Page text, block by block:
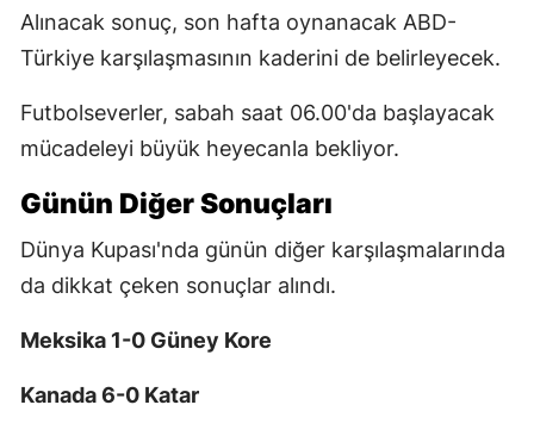
Alınacak sonuç, son hafta oynanacak ABD-
Türkiye karşılaşmasının kaderini de belirleyecek.
Futbolseverler, sabah saat 06.00'da başlayacak
mücadeleyi büyük heyecanla bekliyor.
Günün Diğer Sonuçları
Dünya Kupası'nda günün diğer karşılaşmalarında
da dikkat çeken sonuçlar alındı.
Meksika 1-0 Güney Kore
Kanada 6-0 Katar